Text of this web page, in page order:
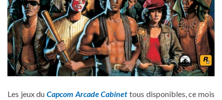
Les jeux du Capcom Arcade Cabinet tous disponibles, ce mois